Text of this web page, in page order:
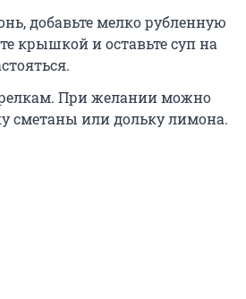
добавьте мелко рубленную
крышкой и оставьте суп на
При желании можно
сметаны или дольку лимона.